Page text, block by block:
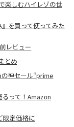
楽しむハイレゾの世
を買って使ってみた
レビュー
とめ
神セール“prime
って！Amazon
限定価格に